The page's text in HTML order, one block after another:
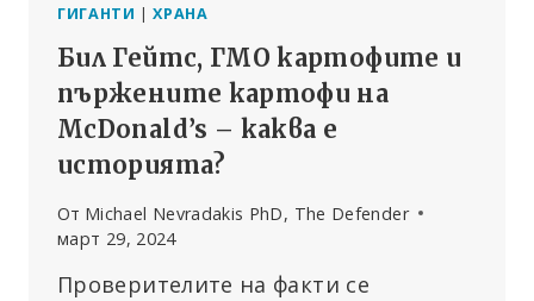
ГИГАНТИ |ХРАНА
Бил Гейтс, ГМО картофите и
пържените картофи на
McDonald’s – каква е
историята?
От Michael Nevradakis PhD, The Defender
март 29, 2024
Проверителите на факти се